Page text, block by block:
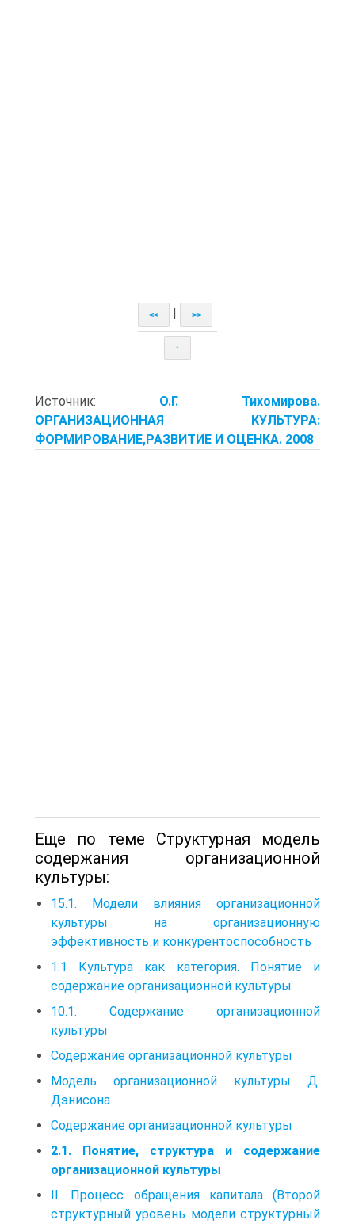
<< >>
↑
Источник: О.Г. Тихомирова.
ОРГАНИЗАЦИОННАЯ КУЛЬТУРА:
ФОРМИРОВАНИЕ,РАЗВИТИЕ И ОЦЕНКА. 2008
Еще по теме Структурная модель
содержания организационной
культуры:
15.1. Модели влияния организационной
культуры на организационную
эффективность и конкурентоспособность
1.1 Культура как категория. Понятие и
содержание организационной культуры
10.1. Содержание организационной
культуры
Содержание организационной культуры
Модель организационной культуры Д.
Дэнисона
Содержание организационной культуры
2.1. Понятие, структура и содержание
организационной культуры
II. Процесс обращения капитала (Второй
структурный уровень модели структурный